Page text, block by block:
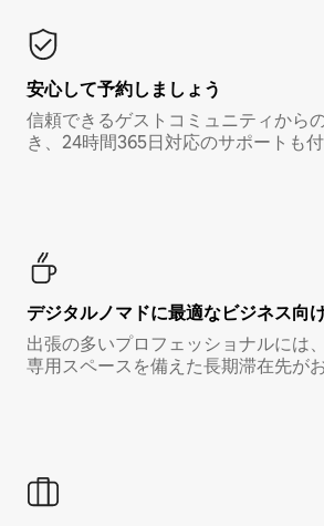
安心して予約しましょう
信頼できるゲストコミュニティから
き、24時間365日対応のサポートも付
デジタルノマド⁠に最⁠適⁠なビ⁠ジ⁠ネ⁠ス⁠向⁠
出張の多いプロフェッショナルには
専用スペースを備えた長期滞在先が